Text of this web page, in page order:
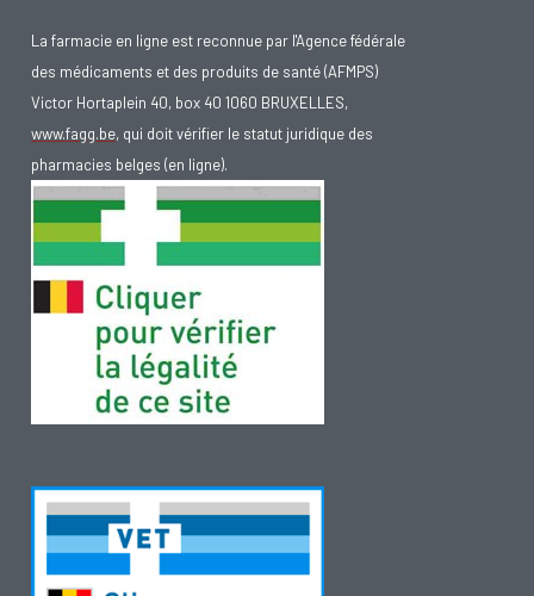
La farmacie en ligne est reconnue par l'Agence fédérale
des médicaments et des produits de santé (AFMPS)
Victor Hortaplein 40, box 40 1060 BRUXELLES,
www.fagg.be, qui doit vérifier le statut juridique des
pharmacies belges (en ligne).